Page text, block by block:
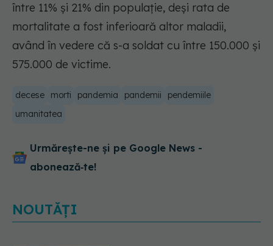
între 11% și 21% din populație, deși rata de
mortalitate a fost inferioară altor maladii,
având în vedere că s-a soldat cu între 150.000 și
575.000 de victime.
decese morti pandemia pandemii
pendemiile
umanitatea
Urmărește-ne și pe Google News -
abonează‑te!
NOUTĂȚI